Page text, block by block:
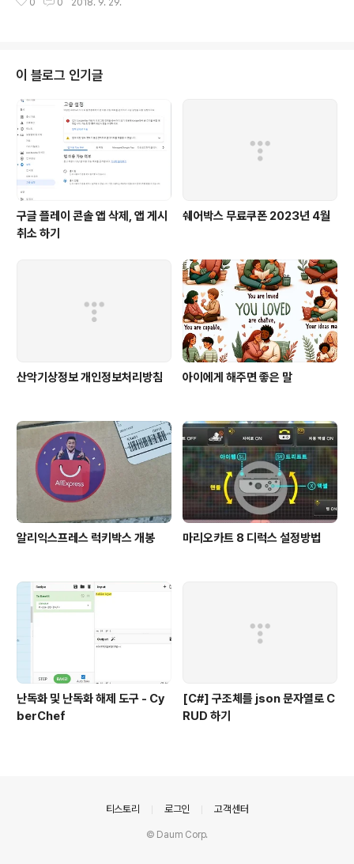
0 0 2018. 9. 29.
이 블로그 인기글
구글 플레이 콘솔 앱 삭제, 앱 게시
취소 하기
쉐어박스 무료쿠폰 2023년 4월
산악기상정보 개인정보처리방침 아이에게 해주면 좋은 말
알리익스프레스 럭키박스 개봉 마리오카트 8 디럭스 설정방법
난독화 및 난독화 해제 도구 - Cy
berChef
[C#] 구조체를 json 문자열로 C
RUD 하기
티스토리 로그인 고객센터
© Daum Corp.